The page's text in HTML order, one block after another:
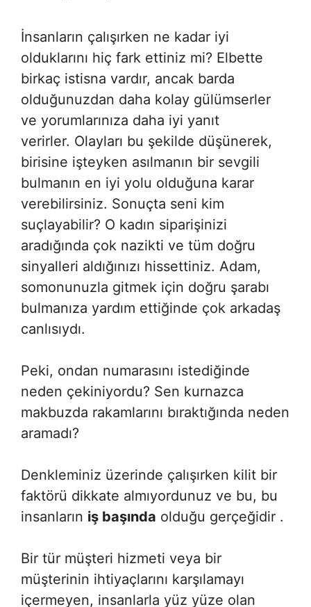
İnsanların çalışırken ne kadar iyi
olduklarını hiç fark ettiniz mi? Elbette
birkaç istisna vardır, ancak barda
olduğunuzdan daha kolay gülümserler
ve yorumlarınıza daha iyi yanıt
verirler. Olayları bu şekilde düşünerek,
birisine işteyken asılmanın bir sevgili
bulmanın en iyi yolu olduğuna karar
verebilirsiniz. Sonuçta seni kim
suçlayabilir? O kadın siparişinizi
aradığında çok nazikti ve tüm doğru
sinyalleri aldığınızı hissettiniz. Adam,
somonunuzla gitmek için doğru şarabı
bulmanıza yardım ettiğinde çok arkadaş
canlısıydı.
Peki, ondan numarasını istediğinde
neden çekiniyordu? Sen kurnazca
makbuzda rakamlarını bıraktığında neden
aramadı?
Denkleminiz üzerinde çalışırken kilit bir
faktörü dikkate almıyordunuz ve bu, bu
insanların iş başında olduğu gerçeğidir .
Bir tür müşteri hizmeti veya bir
müşterinin ihtiyaçlarını karşılamayı
içermeyen, insanlarla yüz yüze olan